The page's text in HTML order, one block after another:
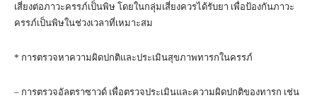
เสี่ยงต่อภาวะครรภ์เป็นพิษ โดยในกลุ่มเสี่ยงควรได้รับยา เพื่อป้องกันภาวะ
ครรภ์เป็นพิษในช่วงเวลาที่เหมาะสม
* การตรวจหาความผิดปกติและประเมินสุขภาพทารกในครรภ์
– การตรวจอัลตราซาวด์ เพื่อตรวจประเมินและความผิดปกติของทารก เช่น